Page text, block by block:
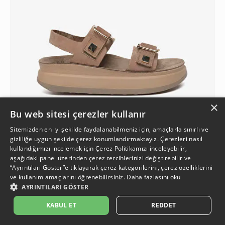
Kadın Kahverengi Nubuk Hakiki Deri Sandalet
4.499,90 TL
3.699,90 TL
İkinci Ürüne %50 İndirim
1.849,95 TL
×
Bu web sitesi çerezler kullanır
Sitemizden en iyi şekilde faydalanabilmeniz için, amaçlarla sınırlı ve
gizliliğe uygun şekilde çerez konumlandırmaktayız. Çerezleri nasıl
kullandığımızı incelemek içinÇerez Politikamızı inceleyebilir,
aşağıdaki panel üzerinden çerez tercihlerinizi değiştirebilir ve
“Ayrıntıları Göster”e tıklayarak çerez kategorilerini, çerez özelliklerini
ve kullanım amaçlarını öğrenebilirsiniz. Daha fazlasını oku
AYRINTILARI GÖSTER
KABUL ET REDDET